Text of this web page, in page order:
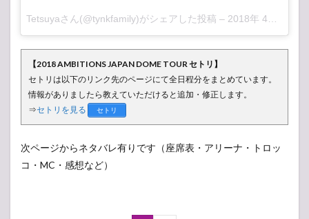
Tetsuyaさん(@tynkfamily)がシェアした投稿 – 2018年 4月月13日午後11時48分PDT
【2018 AMBITIONS JAPAN DOME TOUR セトリ】
セトリは以下のリンク先のページにて全日程分をまとめています。
情報がありましたら教えていただけると追加・修正します。
⇒セトリを見る セトリ
次ページからネタバレ有りです（座席表・アリーナ・トロッ
コ・MC・感想など）